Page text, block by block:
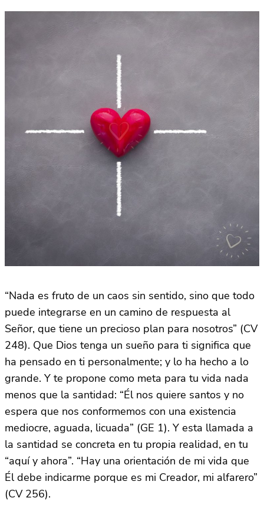
“Nada es fruto de un caos sin sentido, sino que todo
puede integrarse en un camino de respuesta al
Señor, que tiene un precioso plan para nosotros” (CV
248). Que Dios tenga un sueño para ti significa que
ha pensado en ti personalmente; y lo ha hecho a lo
grande. Y te propone como meta para tu vida nada
menos que la santidad: “Él nos quiere santos y no
espera que nos conformemos con una existencia
mediocre, aguada, licuada” (GE 1). Y esta llamada a
la santidad se concreta en tu propia realidad, en tu
“aquí y ahora”. “Hay una orientación de mi vida que
Él debe indicarme porque es mi Creador, mi alfarero”
(CV 256).